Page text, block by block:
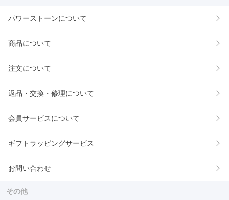
パワーストーンについて
商品について
注文について
返品・交換・修理について
会員サービスについて
ギフトラッピングサービス
お問い合わせ
その他